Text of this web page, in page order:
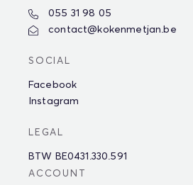
055 31 98 05
contact@kokenmetjan.be
SOCIAL
Facebook
Instagram
LEGAL
BTW BE0431.330.591
ACCOUNT